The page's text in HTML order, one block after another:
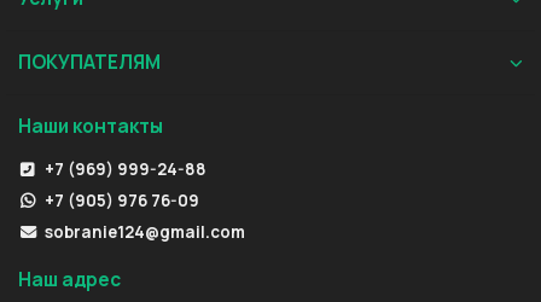
ПОКУПАТЕЛЯМ
Наши контакты
+7 (969) 999-24-88
+7 (905) 976 76-09
sobranie124@gmail.com
Наш адрес